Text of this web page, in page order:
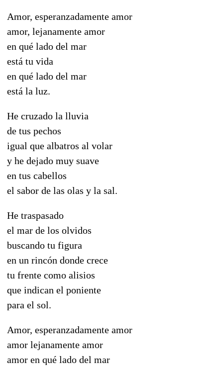
Amor, esperanzadamente amor
amor, lejanamente amor
en qué lado del mar
está tu vida
en qué lado del mar
está la luz.
He cruzado la lluvia
de tus pechos
igual que albatros al volar
y he dejado muy suave
en tus cabellos
el sabor de las olas y la sal.
He traspasado
el mar de los olvidos
buscando tu figura
en un rincón donde crece
tu frente como alisios
que indican el poniente
para el sol.
Amor, esperanzadamente amor
amor lejanamente amor
amor en qué lado del mar